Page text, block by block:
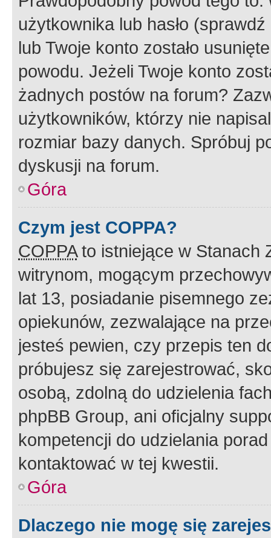
użytkownika lub hasło
lub Twoje konto zostało
powodu. Jeżeli Twoje konto
żadnych postów na forum?
użytkowników, którzy nie
rozmiar bazy danych. Spróbuj
dyskusji na forum.
Góra
Czym jest COPPA?
COPPAto istniejące w Stanach
witrynom, mogącym
lat 13, posiadanie pisemnego
opiekunów, zezwalające na
jesteś pewien, czy przepis ten
próbujesz się zarejestrować,
osobą, zdolną do udzielenia
phpBB Group, ani oficjalny
kompetencji do udzielania
kontaktować w tej kwestii.
Góra
Dlaczego nie mogę się